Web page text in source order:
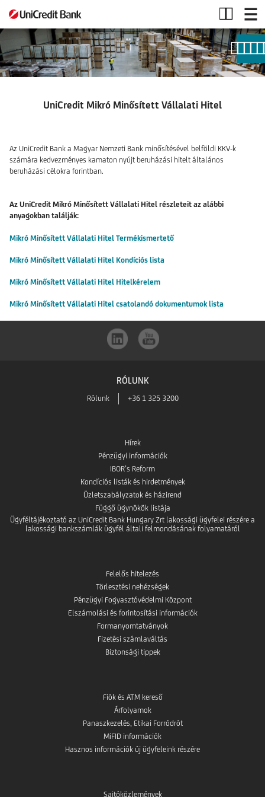
UniCredit
Mikró
Minősített
Vállalati
Hitel
UniCredit Mikró Minősített Vállalati Hitel
Az UniCredit Bank a Magyar Nemzeti Bank minősítésével belföldi KKV-k
számára kedvezményes kamaton nyújt beruházási hitelt általános
beruházási célokra forintban.
Az UniCredit Mikró Minősített Vállalati Hitel részleteit az alábbi
anyagokban találják:
Mikró Minősített Vállalati Hitel Termékismertető
Mikró Minősített Vállalati Hitel Kondíciós lista
Mikró Minősített Vállalati Hitel Hitelkérelem
Mikró Minősített Vállalati Hitel csatolandó dokumentumok lista
RÓLUNK
Rólunk +36 1 325 3200
Hírek
Pénzügyi információk
IBOR’s Reform
Kondíciós listák és hirdetmények
Üzletszabályzatok és házirend
Függő ügynökök listája
Ügyféltájékoztató az UniCredit Bank Hungary Zrt lakossági ügyfelei részére a
lakossági bankszámlák ügyfél általi felmondásának folyamatáról
Felelős hitelezés
Törlesztési nehézségek
Pénzügyi Fogyasztóvédelmi Központ
Elszámolási és forintosítási információk
Formanyomtatványok
Fizetési számlaváltás
Biztonsági tippek
Fiók és ATM kereső
Árfolyamok
Panaszkezelés, Etikai Forródrót
MiFID információk
Hasznos információk új ügyfeleink részére
Sajtóközlemények